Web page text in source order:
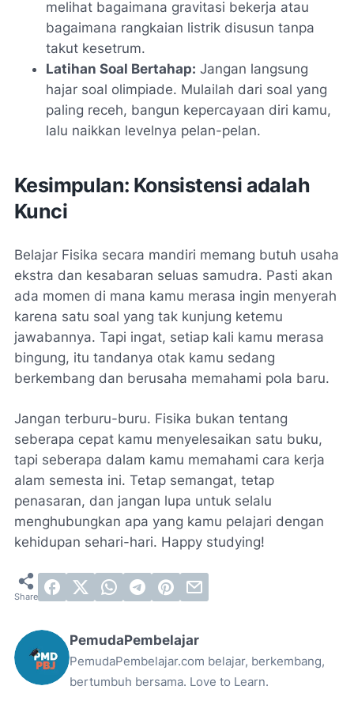
melihat bagaimana gravitasi bekerja atau
bagaimana rangkaian listrik disusun tanpa
takut kesetrum.
Latihan Soal Bertahap: Jangan langsung
hajar soal olimpiade. Mulailah dari soal yang
paling receh, bangun kepercayaan diri kamu,
lalu naikkan levelnya pelan-pelan.
Kesimpulan: Konsistensi adalah
Kunci
Belajar Fisika secara mandiri memang butuh usaha
ekstra dan kesabaran seluas samudra. Pasti akan
ada momen di mana kamu merasa ingin menyerah
karena satu soal yang tak kunjung ketemu
jawabannya. Tapi ingat, setiap kali kamu merasa
bingung, itu tandanya otak kamu sedang
berkembang dan berusaha memahami pola baru.
Jangan terburu-buru. Fisika bukan tentang
seberapa cepat kamu menyelesaikan satu buku,
tapi seberapa dalam kamu memahami cara kerja
alam semesta ini. Tetap semangat, tetap
penasaran, dan jangan lupa untuk selalu
menghubungkan apa yang kamu pelajari dengan
kehidupan sehari-hari. Happy studying!
PemudaPembelajar
PemudaPembelajar.com belajar, berkembang,
bertumbuh bersama. Love to Learn.